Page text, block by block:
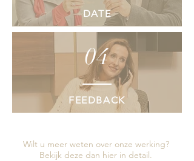
DATE
04
FEEDBACK
Wilt u meer weten over onze werking?
Bekijk deze dan hier in detail.